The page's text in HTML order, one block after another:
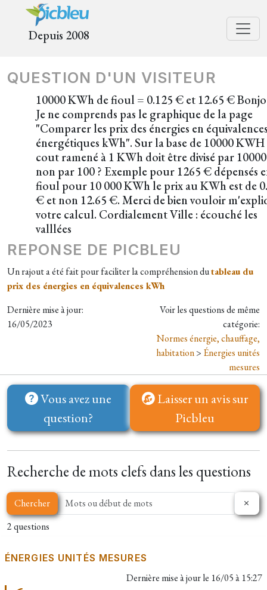
Depuis 2008
QUESTION D'UN VISITEUR
10000 KWh de fioul = 0.125 € et 12.65 €
Je ne comprends pas le graphique de la page
"Comparer les prix des énergies en
énergétiques kWh". Sur la base de 10000
cout ramené à 1 KWh doit être divisé par
non par 100 ? Exemple pour 1265 € dépensés
fioul pour 10 000 KWh le prix au KWh est de
€ et non 12.65 €. Merci de bien vouloir
votre calcul. Cordialement Ville : écouché les
valllées
REPONSE DE PICBLEU
Un rajout a été fait pour faciliter la compréhension dutableau du
prix des énergies en équivalences kWh
Dernière mise à jour:
16/05/2023
Voir les questions de même
catégorie:
Normes énergie, chauffage,
habitation> Énergies unités
mesures
Vous avez une
question?
Laisser un avis sur
Picbleu
Recherche de mots clefs dans les questions
Chercher
2 questions
ÉNERGIES UNITÉS MESURES
Dernière mise à jour le 16/05 à 15:27